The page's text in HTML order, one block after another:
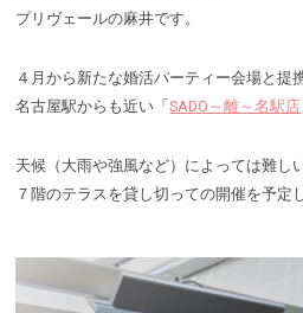
プリヴェールの麻井です。
４月から新たな婚活パーティー会場と提
名古屋駅からも近い「SADO～離～名駅店
天候（大雨や強風など）によっては難し
７階のテラスを貸し切っての開催を予定